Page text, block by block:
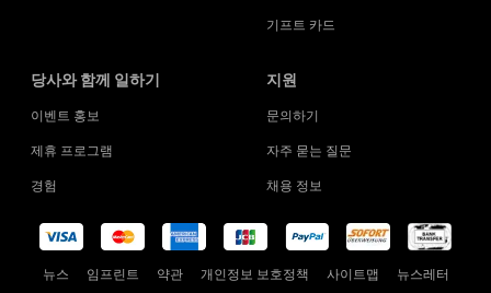
기프트 카드
당사와 함께 일하기
이벤트 홍보
제휴 프로그램
경험
지원
문의하기
자주 묻는 질문
채용 정보
뉴스 임프린트 약관 개인정보 보호정책 사이트맵 뉴스레터